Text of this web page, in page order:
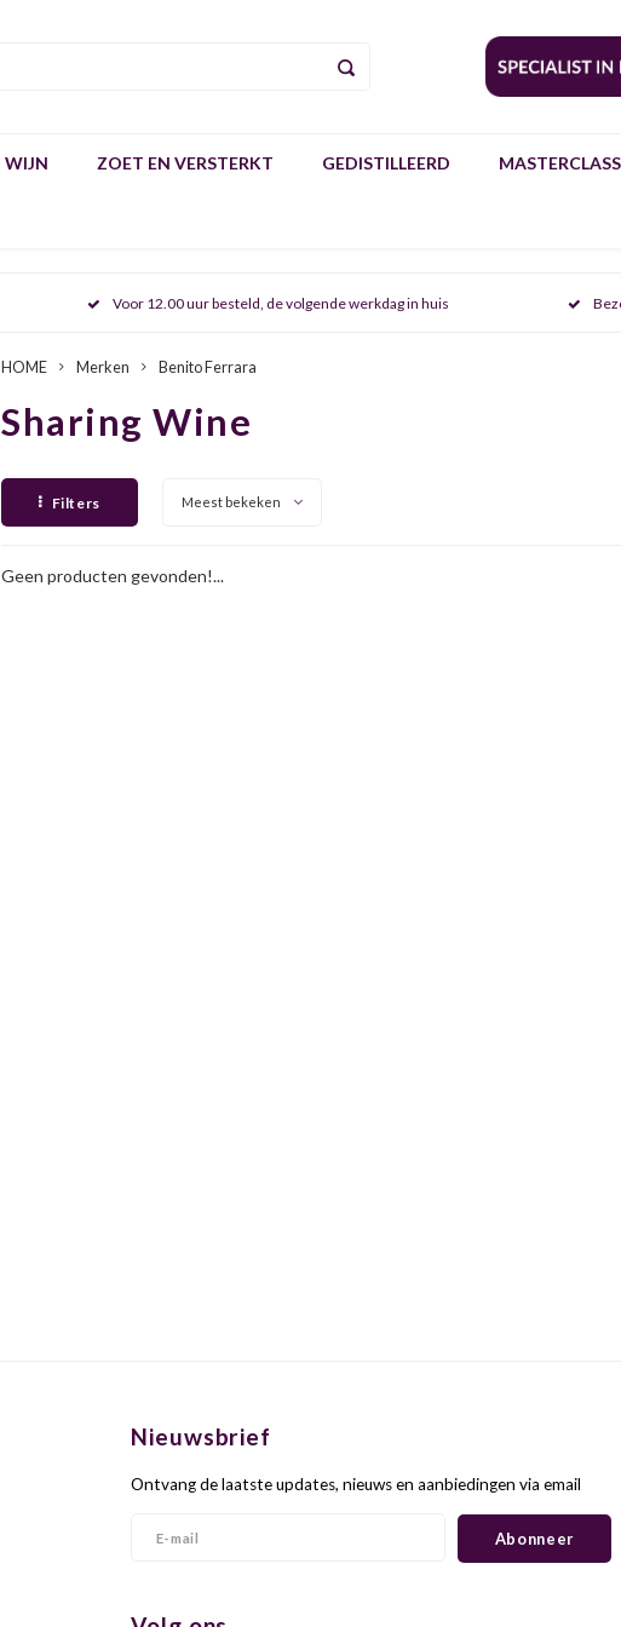
WIJN ZOET EN VERSTERKT GEDISTILLEERD
Voor 12.00 uur besteld, de volgende werkdag in huis
HOME Merken Benito Ferrara
Sharing Wine
Filters Meest bekeken
Geen producten gevonden!...
Nieuwsbrief
Ontvang de laatste updates, nieuws en aanbiedingen via email
Abonneer